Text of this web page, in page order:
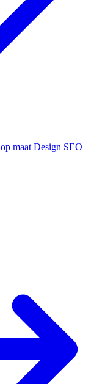
maat Design SEO